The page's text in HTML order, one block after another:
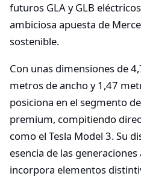
futuros GLA y GLB
ambiciosa apuesta de
sostenible.
Con unas dimensiones de
metros de ancho y 1,47
posiciona en el segmento
premium, compitiendo
como el Tesla Model 3. Su
esencia de las
incorpora elementos